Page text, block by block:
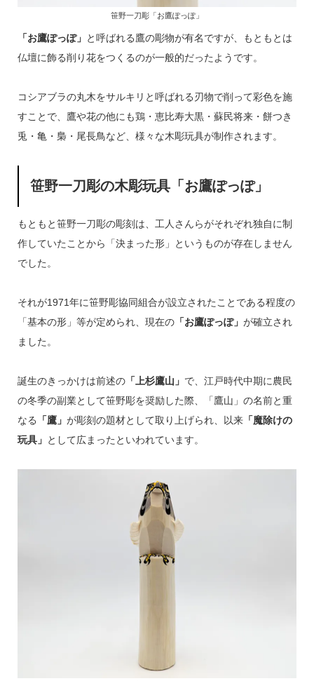
笹野一刀彫「お鷹ぽっぽ」
「お鷹ぽっぽ」 と呼ばれる鷹の彫物が有名ですが、もともとは
仏壇に飾る削り花をつくるのが一般的だったようです。
コシアブラの丸木をサルキリと呼ばれる刃物で削って彩色を施
すことで、鷹や花の他にも鶏・恵比寿大黒・蘇民将来・餅つき
兎・亀・梟・尾長鳥など、様々な木彫玩具が制作されます。
笹野一刀彫の木彫玩具「お鷹ぽっぽ」
もともと笹野一刀彫の彫刻は、工人さんらがそれぞれ独自に制
作していたことから「決まった形」というものが存在しません
でした。
それが1971年に笹野彫協同組合が設立されたことである程度の
「基本の形」等が定められ、現在の「お鷹ぽっぽ」 が確立され
ました。
誕生のきっかけは前述の「上杉鷹山」 で、江戸時代中期に農民
の冬季の副業として笹野彫を奨励した際、「鷹山」の名前と重
なる
「鷹」 が彫刻の題材として取り上げられ、以来「魔除けの
玩具」 として広まったといわれています。